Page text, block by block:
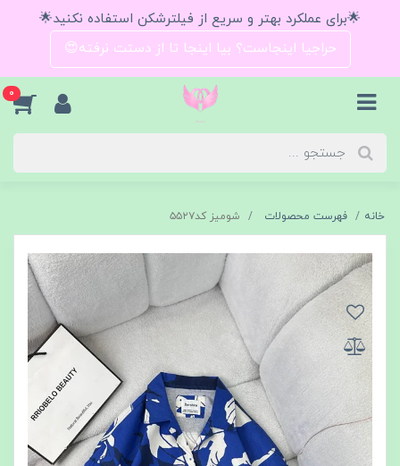
🌟برای عملکرد بهتر و سریع از فیلترشکن استفاده نکنید🌟
حراجیا اینجاست؟ بیا اینجا تا از دستت نرفته😍
0
خانه فهرست محصولات شومیز کد۵۵۲۷